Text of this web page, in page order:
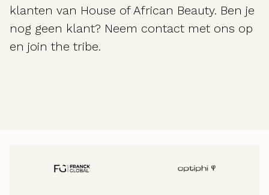
klanten van House of African Beauty. Ben je
nog geen klant? Neem contact met ons op
en join the tribe.